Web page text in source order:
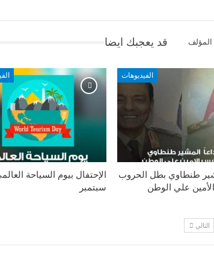
قد يعجبك ايضا المؤلف
سبتمبر
الفيديوهات
طنطاوي بطل الحروب
علي الوطن
التالي